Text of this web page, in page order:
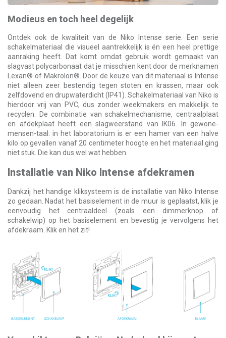
Modieus en toch heel degelijk
Ontdek ook de kwaliteit van de Niko Intense serie. Een serie
schakelmateriaal die visueel aantrekkelijk is én een heel prettige
aanraking heeft. Dat komt omdat gebruik wordt gemaakt van
slagvast polycarbonaat dat je misschien kent door de merknamen
Lexan® of Makrolon®. Door de keuze van dit materiaal is Intense
niet alleen zeer bestendig tegen stoten en krassen, maar ook
zelfdovend en drupwaterdicht (IP41). Schakelmateriaal van Niko is
hierdoor vrij van PVC, dus zonder weekmakers en makkelijk te
recyclen. De combinatie van schakelmechanisme, centraalplaat
en afdekplaat heeft een slagweerstand van IK06. In gewone-
mensen-taal: in het laboratorium is er een hamer van een halve
kilo op gevallen vanaf 20 centimeter hoogte en het materiaal ging
niet stuk. Die kan dus wel wat hebben.
Installatie van Niko Intense afdekramen
Dankzij het handige kliksysteem is de installatie van Niko Intense
zo gedaan. Nadat het basiselement in de muur is geplaatst, klik je
eenvoudig het centraaldeel (zoals een dimmerknop of
schakelwip) op het basiselement en bevestig je vervolgens het
afdekraam. Klik en het zit!